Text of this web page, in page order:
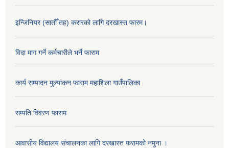
इन्जिनियर (सातौँ तह) करारको लागि दरखास्त फारम।
विदा माग गर्ने कर्मचारीले भर्ने फाराम
कार्य सम्पादन मुल्यांकन फाराम महाशिला गाउँपालिका
सम्पति विवरण फाराम
आवासीय विद्यालय संचालनका लागि दरखास्त फरामको नमुना ।